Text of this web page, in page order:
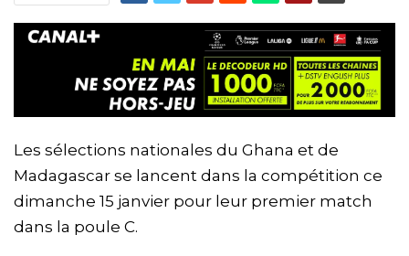
Les sélections nationales du Ghana et de
Madagascar se lancent dans la compétition ce
dimanche 15 janvier pour leur premier match
dans la poule C.